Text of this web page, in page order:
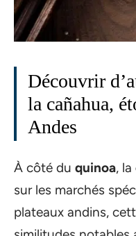
Découvrir
la cañahua,
Andes
À côté du quinoa, la
sur les marchés
plateaux andins,